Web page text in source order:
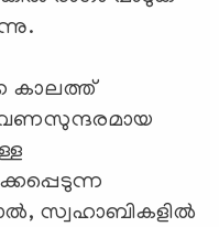
കാലത്ത്
സ്വഹാബികളില്‍